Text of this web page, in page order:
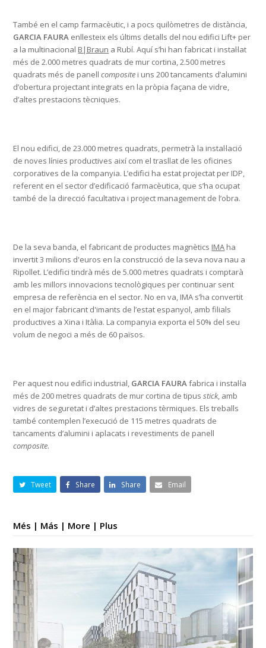
També en el camp farmacèutic, i a pocs quilòmetres de distància,
GARCIA FAURA enllesteix els últims detalls del nou edifici Lift+ per
a la multinacional B|Braun a Rubí. Aquí s’hi han fabricat i instal·lat
més de 2.000 metres quadrats de mur cortina, 2.500 metres
quadrats més de panellcomposite i uns 200 tancaments d’alumini
d’obertura projectant integrats en la pròpia façana de vidre,
d’altes prestacions tècniques.
El nou edifici, de 23.000 metres quadrats, permetrà la instal·lació
de noves línies productives així com el trasllat de les oficines
corporatives de la companyia. L’edifici ha estat projectat per IDP,
referent en el sector d’edificació farmacèutica, que s’ha ocupat
també de la direcció facultativa i project management de l’obra.
De la seva banda, el fabricant de productes magnètics IMA ha
invertit 3 milions d'euros en la construcció de la seva nova nau a
Ripollet. L’edifici tindrà més de 5.000 metres quadrats i comptarà
amb les millors innovacions tecnològiques per continuar sent
empresa de referència en el sector. No en va, IMA s’ha convertit
en el major fabricant d'imants de l’estat espanyol, amb filials
productives a Xina i Itàlia. La companyia exporta el 50% del seu
volum de negoci a més de 60 països.
Per aquest nou edifici industrial, GARCIA FAURAfabrica i instal·la
més de 200 metres quadrats de mur cortina de tipusstick, amb
vidres de seguretat i d’altes prestacions tèrmiques. Els treballs
també contemplen l’execució de 115 metres quadrats de
tancaments d’alumini i aplacats i revestiments de panell
composite.
Tweet Share Share Email
Més | Más | More | Plus